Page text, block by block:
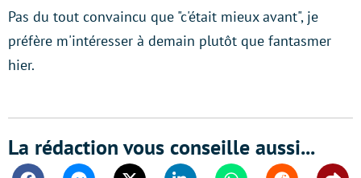
Pas du tout convaincu que "c'était mieux avant", je
préfère m'intéresser à demain plutôt que fantasmer
hier.
La rédaction vous conseille aussi...